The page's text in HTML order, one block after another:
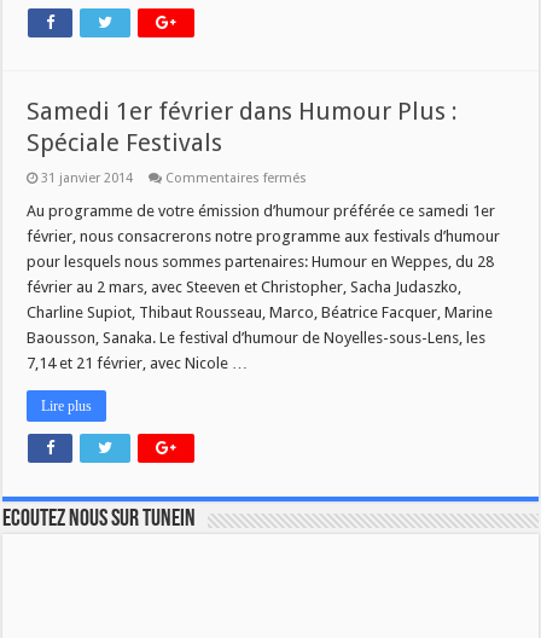
Samedi 1er février dans Humour Plus :
Spéciale Festivals
31 janvier 2014 Commentaires fermés
1er
février
dans
Humour
Plus
:
Spéciale
Festivals
Au programme de votre émission d’humour préférée ce samedi 1er
février, nous consacrerons notre programme aux festivals d’humour
pour lesquels nous sommes partenaires: Humour en Weppes, du 28
février au 2 mars, avec Steeven et Christopher, Sacha Judaszko,
Charline Supiot, Thibaut Rousseau, Marco, Béatrice Facquer, Marine
Baousson, Sanaka. Le festival d’humour de Noyelles-sous-Lens, les
7,14 et 21 février, avec Nicole …
Lire plus
Ecoutez nous sur TuneIn